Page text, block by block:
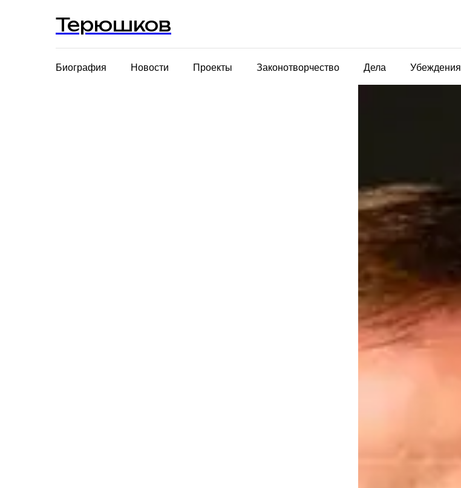
Терюшков
Биография Новости Проекты Законотворчество Дела Убеждения